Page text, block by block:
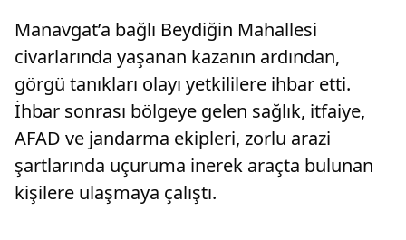
Manavgat’a bağlı Beydiğin Mahallesi
civarlarında yaşanan kazanın ardından,
görgü tanıkları olayı yetkililere ihbar etti.
İhbar sonrası bölgeye gelen sağlık, itfaiye,
AFAD ve jandarma ekipleri, zorlu arazi
şartlarında uçuruma inerek araçta bulunan
kişilere ulaşmaya çalıştı.